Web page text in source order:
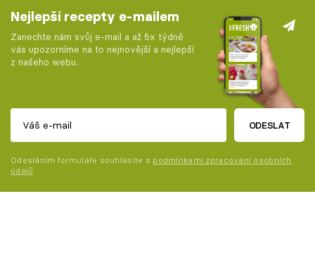
Nejlepší recepty e-mailem
Zanechte nám svůj e-mail a až 5x týdně
vás upozorníme na to nejnovější a nejlepší
z našeho webu.
ODESLAT
Odesláním formuláře souhlasíte s podmínkami zpracování osobních
údajů